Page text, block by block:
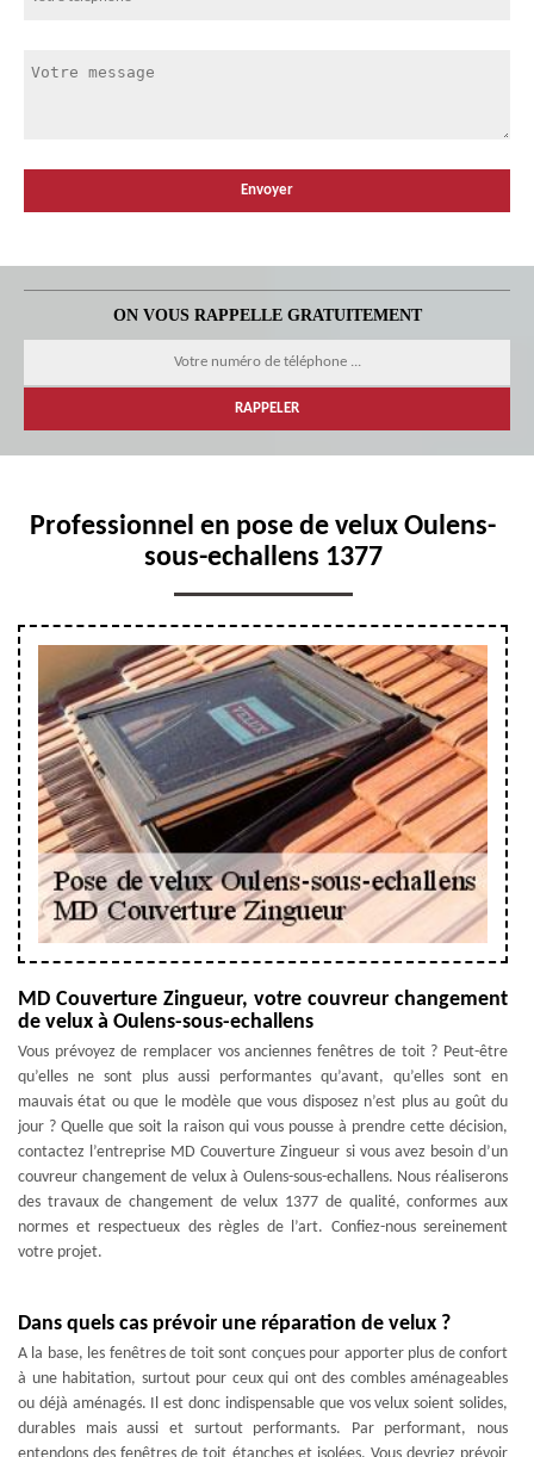
ON VOUS RAPPELLE GRATUITEMENT
Professionnel en pose de velux Oulens-
sous-echallens 1377
MD Couverture Zingueur, votre couvreur changement
de velux à Oulens-sous-echallens
Vous prévoyez de remplacer vos anciennes fenêtres de toit ? Peut-être
qu’elles ne sont plus aussi performantes qu’avant, qu’elles sont en
mauvais état ou que le modèle que vous disposez n’est plus au goût du
jour ? Quelle que soit la raison qui vous pousse à prendre cette décision,
contactez l’entreprise MD Couverture Zingueur si vous avez besoin d’un
couvreur changement de velux à Oulens-sous-echallens. Nous réaliserons
des travaux de changement de velux 1377 de qualité, conformes aux
normes et respectueux des règles de l’art. Confiez-nous sereinement
votre projet.
Dans quels cas prévoir une réparation de velux ?
A la base, les fenêtres de toit sont conçues pour apporter plus de confort
à une habitation, surtout pour ceux qui ont des combles aménageables
ou déjà aménagés. Il est donc indispensable que vos velux soient solides,
durables mais aussi et surtout performants. Par performant, nous